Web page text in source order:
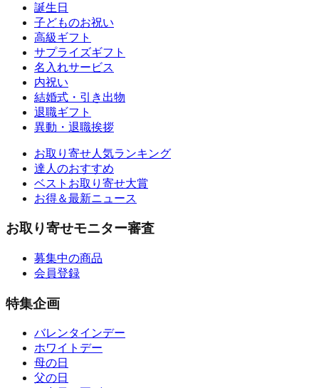
誕生日
子どものお祝い
高級ギフト
サプライズギフト
名入れサービス
内祝い
結婚式・引き出物
退職ギフト
異動・退職挨拶
お取り寄せ人気ランキング
達人のおすすめ
ベストお取り寄せ大賞
お得＆最新ニュース
お取り寄せモニター審査
募集中の商品
会員登録
特集企画
バレンタインデー
ホワイトデー
母の日
父の日